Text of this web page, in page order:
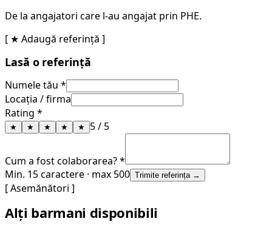
De la angajatori care l-au angajat prin PHE.
[ ★ Adaugă referință ]
Lasă o referință
Numele tău *
Locația / firma
Rating *
★ ★ ★ ★ ★ 5/ 5
Cum a fost colaborarea? *
Min. 15 caractere · max 500 Trimite referința →
[ Asemănători ]
Alți barmani disponibili